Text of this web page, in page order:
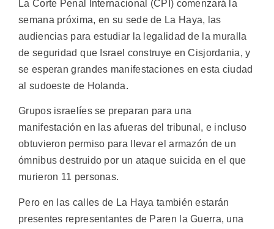
La Corte Penal Internacional (CPI) comenzará la
semana próxima, en su sede de La Haya, las
audiencias para estudiar la legalidad de la muralla
de seguridad que Israel construye en Cisjordania, y
se esperan grandes manifestaciones en esta ciudad
al sudoeste de Holanda.
Grupos israelíes se preparan para una
manifestación en las afueras del tribunal, e incluso
obtuvieron permiso para llevar el armazón de un
ómnibus destruido por un ataque suicida en el que
murieron 11 personas.
Pero en las calles de La Haya también estarán
presentes representantes de Paren la Guerra, una